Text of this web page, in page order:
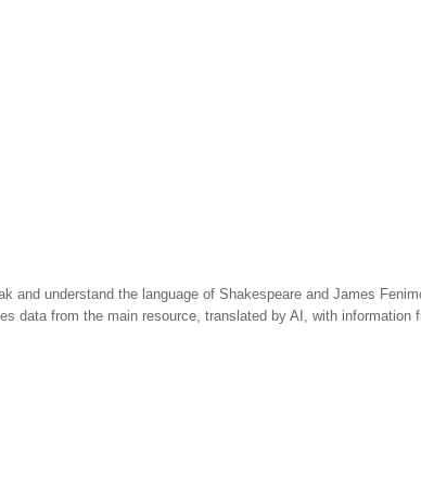
and understand the language of Shakespeare and James
data from the main resource, translated by AI, with information